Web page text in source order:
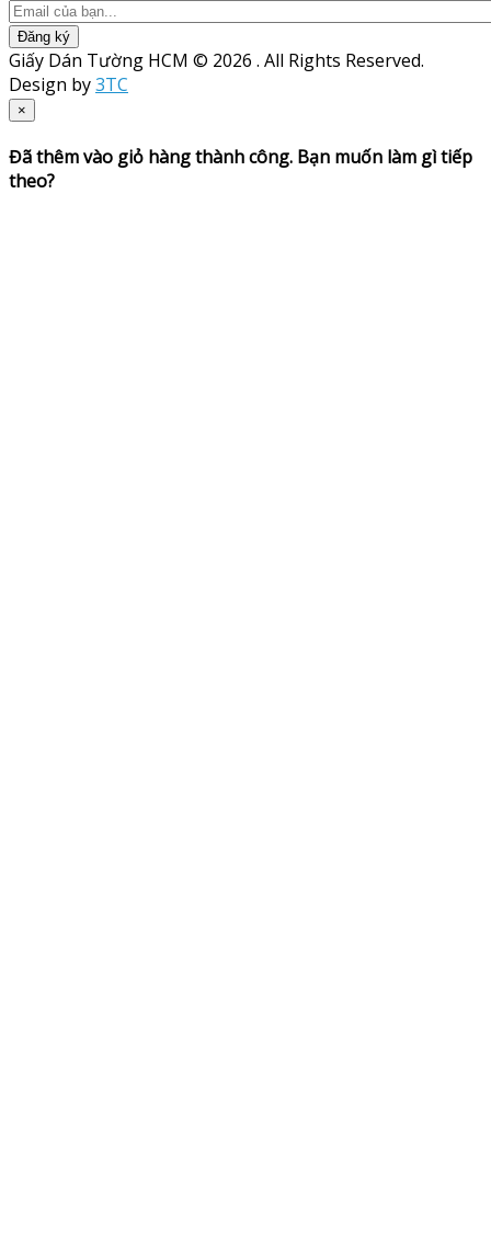
Đăng ký
Giấy Dán Tường HCM © 2026 . All Rights Reserved.
Design by3TC
×
Đã thêm vào giỏ hàng thành công. Bạn muốn làm gì tiếp
theo?